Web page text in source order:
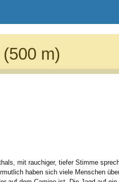
m)
mit rauchiger, tiefer Stimme
haben sich viele Menschen